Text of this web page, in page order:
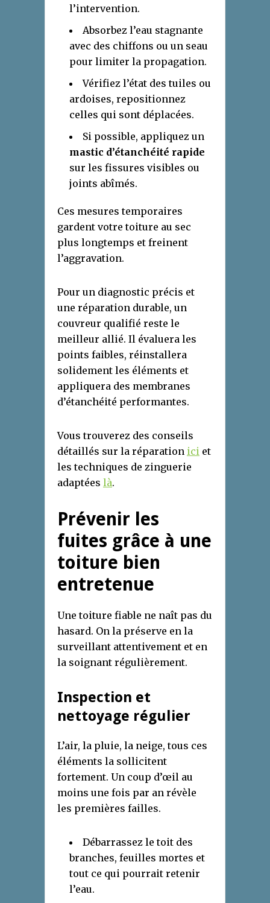
l’intervention.
Absorbez l’eau stagnante
avec des chiffons ou un seau
pour limiter la propagation.
Vérifiez l’état des tuiles ou
ardoises, repositionnez
celles qui sont déplacées.
Si possible, appliquez un
mastic d’étanchéité rapide
sur les fissures visibles ou
joints abîmés.
Ces mesures temporaires
gardent votre toiture au sec
plus longtemps et freinent
l’aggravation.
Pour un diagnostic précis et
une réparation durable, un
couvreur qualifié reste le
meilleur allié. Il évaluera les
points faibles, réinstallera
solidement les éléments et
appliquera des membranes
d’étanchéité performantes.
Vous trouverez des conseils
détaillés sur la réparation ici et
les techniques de zinguerie
adaptées là.
Prévenir les
fuites grâce à une
toiture bien
entretenue
Une toiture fiable ne naît pas du
hasard. On la préserve en la
surveillant attentivement et en
la soignant régulièrement.
Inspection et
nettoyage régulier
L’air, la pluie, la neige, tous ces
éléments la sollicitent
fortement. Un coup d’œil au
moins une fois par an révèle
les premières failles.
Débarrassez le toit des
branches, feuilles mortes et
tout ce qui pourrait retenir
l’eau.